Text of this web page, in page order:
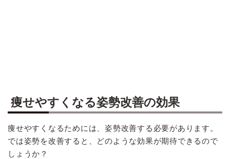
痩せやすくなる姿勢改善の効果
痩せやすくなるためには、姿勢改善する必要があります。
では姿勢を改善すると、どのような効果が期待できるので
しょうか？